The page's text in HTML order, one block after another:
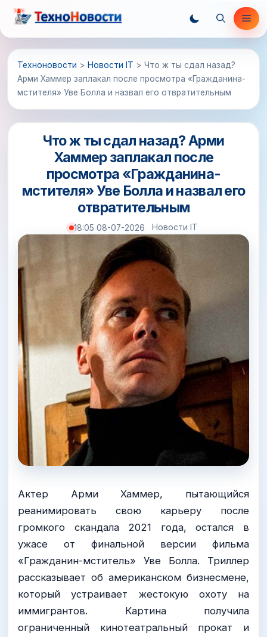
Перейти
содержимому
Техноновости > Новости IT > Что ж ты сдал назад?
Арми Хаммер заплакал после просмотра «Гражданина-
мстителя» Уве Болла и назвал его отвратительным
Что ж ты сдал назад? Арми
Хаммер заплакал после
просмотра «Гражданина-
мстителя» Уве Болла и назвал его
отвратительным
18:05 08-07-2026 Новости IT
Актер Арми Хаммер, пытающийся
реанимировать свою карьеру после
громкого скандала 2021 года, остался в
ужасе от финальной версии фильма
«Гражданин-мститель» Уве Болла. Триллер
рассказывает об американском бизнесмене,
который устраивает жестокую охоту на
иммигрантов. Картина получила
ограниченный кинотеатральный прокат и